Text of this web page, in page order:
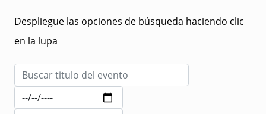
Despliegue las opciones de búsqueda haciendo clic
en la lupa